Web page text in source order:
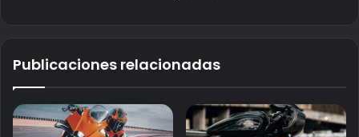
Publicaciones relacionadas